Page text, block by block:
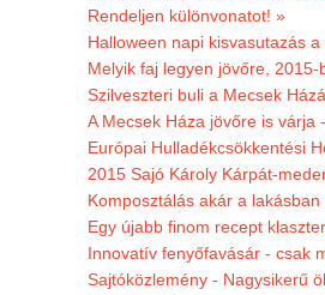
Rendeljen különvonatot! »
Halloween napi kisvasutazás
Melyik faj legyen jövőre,
Szilveszteri buli a Mecsek
A Mecsek Háza jövőre is várja
Európai Hulladékcsökkentési
2015 Sajó Károly Kárpát-
Komposztálás akár a lakásban
Egy újabb finom recept
Innovatív fenyőfavásár - csak
Sajtóközlemény - Nagysikerű